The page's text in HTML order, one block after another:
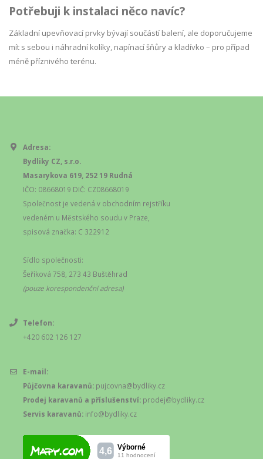
Potřebuji k instalaci něco navíc?
Základní upevňovací prvky bývají součástí balení, ale doporučujeme
mít s sebou i náhradní kolíky, napínací šňůry a kladívko – pro případ
méně příznivého terénu.
Adresa:
Bydliky CZ, s.r.o.
Masarykova 619, 252 19 Rudná
IČO: 08668019 DIČ: CZ08668019
Společnost je vedená v obchodním rejstříku
vedeném u Městského soudu v Praze,
spisová značka: C 322912
Sídlo společnosti:
Šeříková 758, 273 43 Buštěhrad
(pouze korespondenční adresa)
Telefon:
+420 602 126 127
E-mail:
Půjčovna karavanů: pujcovna@bydliky.cz
Prodej karavanů a příslušenství: prodej@bydliky.cz
Servis karavanů: info@bydliky.cz